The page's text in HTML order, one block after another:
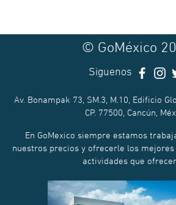
© GoMéxico
Siguenos
Av. Bonampak 73, SM.3, M.10, Edificio
CP. 77500, Cancún,
En GoMexico siempre estamos
nuestros precios y ofrecerle los
actividades que